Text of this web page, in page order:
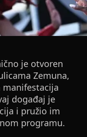
je otvoren
Zemuna,
manifestacija
događaj je
i pružio im
programu.